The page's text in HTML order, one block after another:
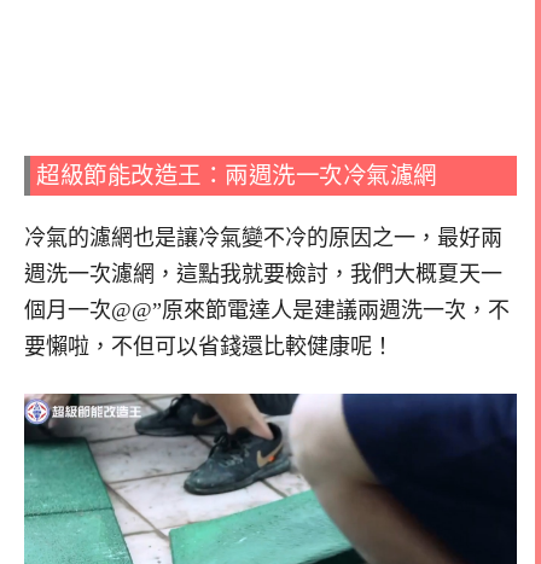
超級節能改造王：兩週洗一次冷氣濾網
冷氣的濾網也是讓冷氣變不冷的原因之一，最好兩
週洗一次濾網，這點我就要檢討，我們大概夏天一
個月一次@@”原來節電達人是建議兩週洗一次，不
要懶啦，不但可以省錢還比較健康呢！